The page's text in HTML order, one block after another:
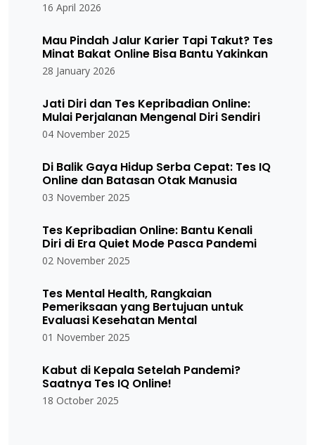
16 April 2026
Mau Pindah Jalur Karier Tapi Takut? Tes
Minat Bakat Online Bisa Bantu Yakinkan
28 January 2026
Jati Diri dan Tes Kepribadian Online:
Mulai Perjalanan Mengenal Diri Sendiri
04 November 2025
Di Balik Gaya Hidup Serba Cepat: Tes IQ
Online dan Batasan Otak Manusia
03 November 2025
Tes Kepribadian Online: Bantu Kenali
Diri di Era Quiet Mode Pasca Pandemi
02 November 2025
Tes Mental Health, Rangkaian
Pemeriksaan yang Bertujuan untuk
Evaluasi Kesehatan Mental
01 November 2025
Kabut di Kepala Setelah Pandemi?
Saatnya Tes IQ Online!
18 October 2025